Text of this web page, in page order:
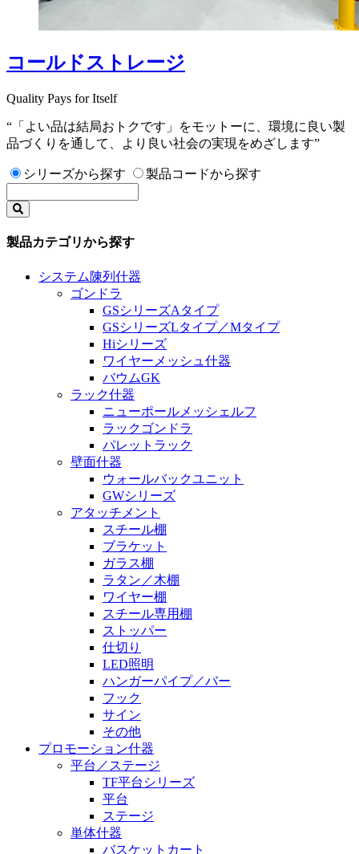
コールドストレージ
Quality Pays for Itself
“「よい品は結局おトクです」をモットーに、環境に良い製
品づくりを通して、より良い社会の実現をめざします”
シリーズから探す 製品コードから探す
製品カテゴリから探す
システム陳列什器
ゴンドラ
GSシリーズAタイプ
GSシリーズLタイプ／Mタイプ
Hiシリーズ
ワイヤーメッシュ什器
バウムGK
ラック什器
ニューポールメッシェルフ
ラックゴンドラ
パレットラック
壁面什器
ウォールバックユニット
GWシリーズ
アタッチメント
スチール棚
ブラケット
ガラス棚
ラタン／木棚
ワイヤー棚
スチール専用棚
ストッパー
仕切り
LED照明
ハンガーパイプ／バー
フック
サイン
その他
プロモーション什器
平台／ステージ
TF平台シリーズ
平台
ステージ
単体什器
バスケットカート